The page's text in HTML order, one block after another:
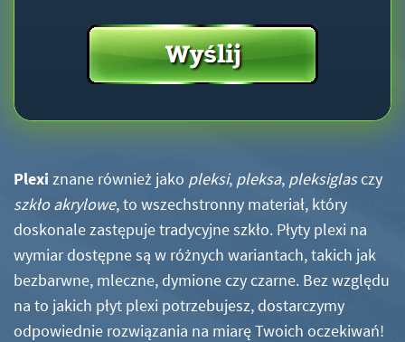
Plexi znane również jako pleksi, pleksa, pleksiglasczy
szkło akrylowe, to wszechstronny materiał, który
doskonale zastępuje tradycyjne szkło. Płyty plexi na
wymiar dostępne są w różnych wariantach, takich jak
bezbarwne, mleczne, dymione czy czarne. Bez względu
na to jakich płyt plexi potrzebujesz, dostarczymy
odpowiednie rozwiązania na miarę Twoich oczekiwań!